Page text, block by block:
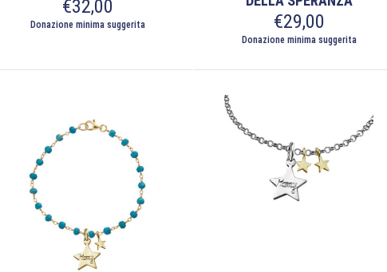
€32,00
Donazione minima suggerita €29,00
Donazione minima suggerita